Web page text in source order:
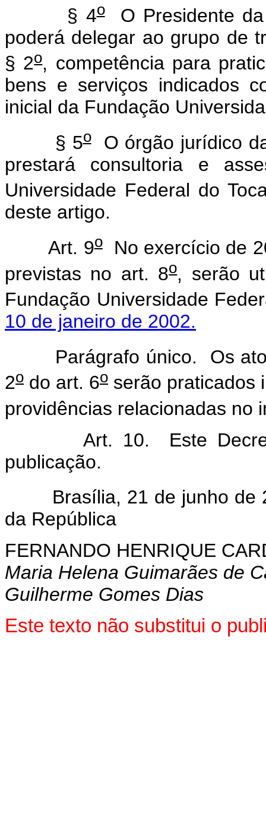
§ 4oO Presidente da
poderá delegar ao grupo de
§ 2o, competência para
bens e serviços indicados
inicial da Fundação
§ 5oO órgão jurídico
prestará consultoria e
Universidade Federal do
deste artigo.
Art. 9oNo exercício de
previstas no art. 8o, serão
Fundação Universidade
10 de janeiro de 2002.
Parágrafo único. Os
2o do art. 6o serão praticados
providências relacionadas no
Art. 10. Este Decreto
publicação.
Brasília, 21 de junho de
da República
FERNANDO HENRIQUE
Maria Helena Guimarães de
Guilherme Gomes Dias
Este texto não substitui o